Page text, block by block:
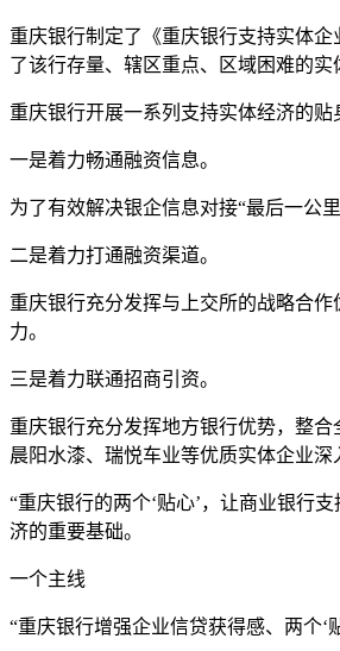
重庆银行制定了《重庆银行支持实体
了该行存量、辖区重点、区域困难的实
重庆银行开展一系列支持实体经济的贴
一是着力畅通融资信息。
为了有效解决银企信息对接“最后一公
二是着力打通融资渠道。
重庆银行充分发挥与上交所的战略合
力。
三是着力联通招商引资。
重庆银行充分发挥地方银行优势，整
晨阳水漆、瑞悦车业等优质实体企业深
“重庆银行的两个‘贴心’，让商业银行
济的重要基础。
一个主线
“重庆银行增强企业信贷获得感、两个‘